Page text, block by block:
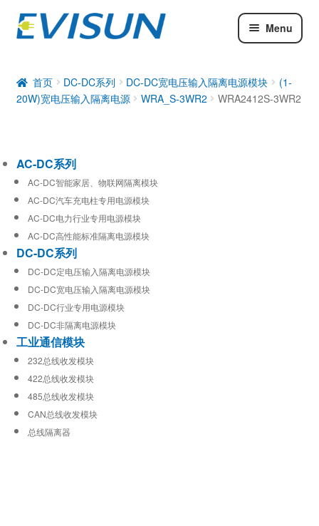
Menu
DC-DC系列
工业通信模块
首页 DC-DC系列 DC-DC宽电压输入隔离电源模块
(1-
20W)宽电压输入隔离电源
WRA_S-3WR2 WRA2412S-3WR2
AC-DC系列
AC-DC智能家居、物联网隔离模块
AC-DC汽车充电柱专用电源模块
AC-DC电力行业专用电源模块
AC-DC高性能标准隔离电源模块
DC-DC系列
DC-DC定电压输入隔离电源模块
DC-DC宽电压输入隔离电源模块
DC-DC行业专用电源模块
DC-DC非隔离电源模块
工业通信模块
232总线收发模块
422总线收发模块
485总线收发模块
CAN总线收发模块
总线隔离器